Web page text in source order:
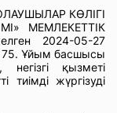
КӨЛІГІ
МЕМЛЕКЕТТІК
2024-05-27
75. Ұйым басшысы
қызметі
жүргізуді